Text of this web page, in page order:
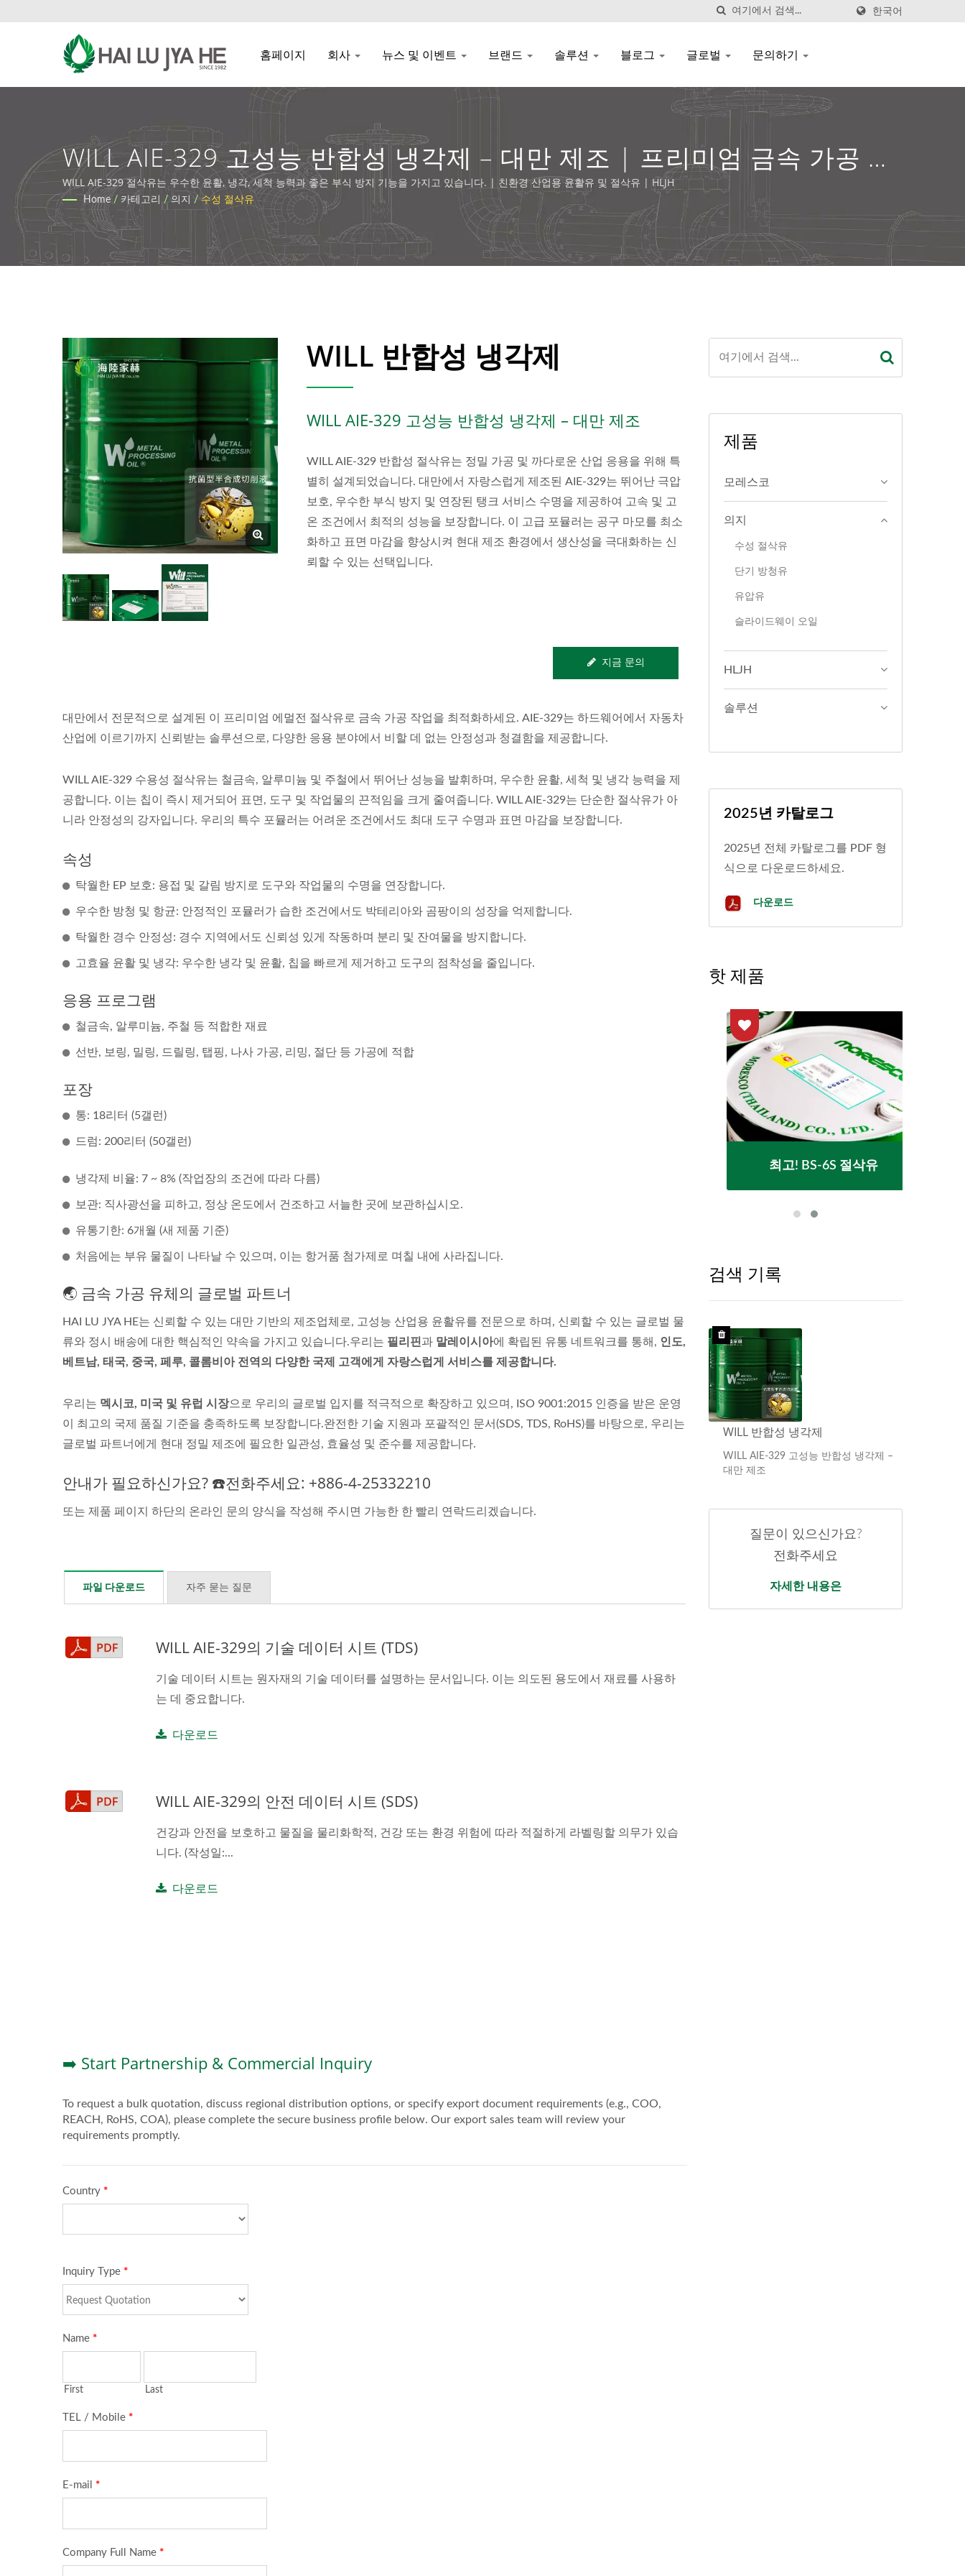
한국어
홈페이지 회사 뉴스 및 이벤트 브랜드 솔루션 블로그 글로벌 문의하기
WILL AIE-329 고성능 반합성 냉각제 – 대만 제조 | 프리미엄 금속 가공 유
체 및 폐수 솔루션 | HLJH
WILL AIE-329 절삭유는 우수한 윤활, 냉각, 세척 능력과 좋은 부식 방지 기능을 가지고 있습니다. | 친환경 산업용 윤활유 및 절삭유 | HLJH
Home / 카테고리 / 의지 / 수성 절삭유
WILL 반합성 냉각제
WILL AIE-329 고성능 반합성 냉각제 – 대만 제조
WILL AIE-329 반합성 절삭유는 정밀 가공 및 까다로운 산업 응용을 위해 특
별히 설계되었습니다. 대만에서 자랑스럽게 제조된 AIE-329는 뛰어난 극압
보호, 우수한 부식 방지 및 연장된 탱크 서비스 수명을 제공하여 고속 및 고
온 조건에서 최적의 성능을 보장합니다. 이 고급 포뮬러는 공구 마모를 최소
화하고 표면 마감을 향상시켜 현대 제조 환경에서 생산성을 극대화하는 신
뢰할 수 있는 선택입니다.
지금 문의
대만에서 전문적으로 설계된 이 프리미엄 에멀전 절삭유로 금속 가공 작업을 최적화하세요. AIE-329는 하드웨어에서 자동차
산업에 이르기까지 신뢰받는 솔루션으로, 다양한 응용 분야에서 비할 데 없는 안정성과 청결함을 제공합니다.
WILL AIE-329 수용성 절삭유는 철금속, 알루미늄 및 주철에서 뛰어난 성능을 발휘하며, 우수한 윤활, 세척 및 냉각 능력을 제
공합니다. 이는 칩이 즉시 제거되어 표면, 도구 및 작업물의 끈적임을 크게 줄여줍니다. WILL AIE-329는 단순한 절삭유가 아
니라 안정성의 강자입니다. 우리의 특수 포뮬러는 어려운 조건에서도 최대 도구 수명과 표면 마감을 보장합니다.
속성
탁월한 EP 보호: 용접 및 갈림 방지로 도구와 작업물의 수명을 연장합니다.
우수한 방청 및 항균: 안정적인 포뮬러가 습한 조건에서도 박테리아와 곰팡이의 성장을 억제합니다.
탁월한 경수 안정성: 경수 지역에서도 신뢰성 있게 작동하며 분리 및 잔여물을 방지합니다.
고효율 윤활 및 냉각: 우수한 냉각 및 윤활, 칩을 빠르게 제거하고 도구의 점착성을 줄입니다.
응용 프로그램
철금속, 알루미늄, 주철 등 적합한 재료
선반, 보링, 밀링, 드릴링, 탭핑, 나사 가공, 리밍, 절단 등 가공에 적합
포장
통: 18리터 (5갤런)
드럼: 200리터 (50갤런)
냉각제 비율: 7 ~ 8% (작업장의 조건에 따라 다름)
보관: 직사광선을 피하고, 정상 온도에서 건조하고 서늘한 곳에 보관하십시오.
유통기한: 6개월 (새 제품 기준)
처음에는 부유 물질이 나타날 수 있으며, 이는 항거품 첨가제로 며칠 내에 사라집니다.
🌏 금속 가공 유체의 글로벌 파트너
HAI LU JYA HE는 신뢰할 수 있는 대만 기반의 제조업체로, 고성능 산업용 윤활유를 전문으로 하며, 신뢰할 수 있는 글로벌 물
류와 정시 배송에 대한 핵심적인 약속을 가지고 있습니다.우리는 필리핀과 말레이시아에 확립된 유통 네트워크를 통해, 인도,
베트남, 태국, 중국, 페루, 콜롬비아 전역의 다양한 국제 고객에게 자랑스럽게 서비스를 제공합니다.
우리는 멕시코, 미국 및 유럽 시장으로 우리의 글로벌 입지를 적극적으로 확장하고 있으며, ISO 9001:2015 인증을 받은 운영
이 최고의 국제 품질 기준을 충족하도록 보장합니다.완전한 기술 지원과 포괄적인 문서(SDS, TDS, RoHS)를 바탕으로, 우리는
글로벌 파트너에게 현대 정밀 제조에 필요한 일관성, 효율성 및 준수를 제공합니다.
안내가 필요하신가요? ☎️전화주세요: +886-4-25332210
또는 제품 페이지 하단의 온라인 문의 양식을 작성해 주시면 가능한 한 빨리 연락드리겠습니다.
파일 다운로드 자주 묻는 질문
WILL AIE-329의 기술 데이터 시트 (TDS)
기술 데이터 시트는 원자재의 기술 데이터를 설명하는 문서입니다. 이는 의도된 용도에서 재료를 사용하
는 데 중요합니다.
다운로드
WILL AIE-329의 안전 데이터 시트 (SDS)
건강과 안전을 보호하고 물질을 물리화학적, 건강 또는 환경 위험에 따라 적절하게 라벨링할 의무가 있습
니다. (작성일:...
다운로드
제품
모레스코
의지
수성 절삭유
단기 방청유
유압유
슬라이드웨이 오일
HLJH
솔루션
2025년 카탈로그
2025년 전체 카탈로그를 PDF 형
식으로 다운로드하세요.
다운로드
핫 제품
최고! BS-6S 절삭유
검색 기록
WILL 반합성 냉각제 WILL 반합성 냉각제 WILL 반합성 냉각제
WILL AIE-329 고성능 반합성 냉각제 –
대만 제조
질문이 있으신가요?
전화주세요
자세한 내용은